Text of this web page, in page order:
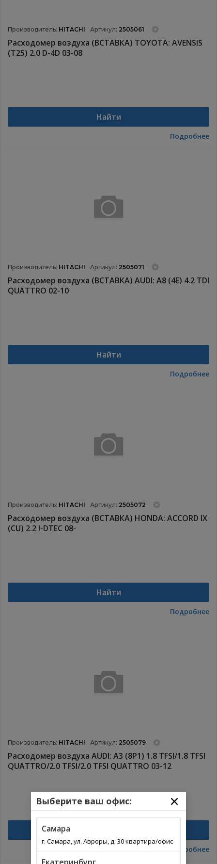
Производитель: HITACHI Артикул: 2505061
Расходомер воздуха (ВСТАВКА) TOYOTA: AVENSIS
(T25) 2.0 D-4D 03-08
Найти
Подробнее
Производитель: HITACHI Артикул: 2505071
Расходомер воздуха (ВСТАВКА) AUDI: A8 (4E) 4.2 TDI
QUATTRO 02-10
Найти
Подробнее
Производитель: HITACHI Артикул: 2505072
Расходомер воздуха (ВСТАВКА) HONDA: ACCORD IX
(CU) 2.2 I-DTEC 08-
Найти
Подробнее
Производитель: HITACHI Артикул: 2505079
Расходомер воздуха AUDI: A3 (8P1) 1.8 TFSI/1.8 TFSI
QUATTRO/2.0 TFSI/2.0 TFSI QUATTRO 03-12
Подробнее
Выберите ваш офис:
Самара
г. Самара, ул. Авроры, д. 30 квартира/офис